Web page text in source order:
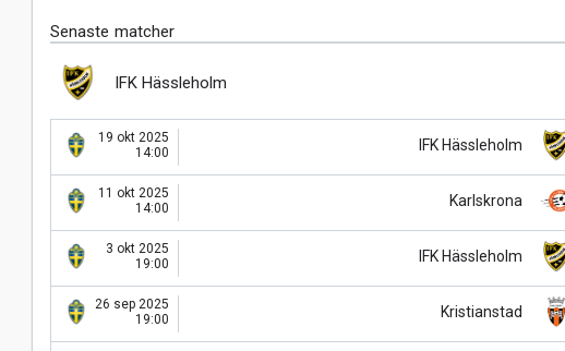
Senaste matcher
IFK Hässleholm
19 okt 2025
14:00
IFK Hässleholm
11 okt 2025
14:00
Karlskrona
3 okt 2025
19:00
IFK Hässleholm
26 sep 2025
19:00
Kristianstad